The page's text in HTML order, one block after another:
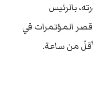
بالرئيس
المؤتمرات في
من ساعة.